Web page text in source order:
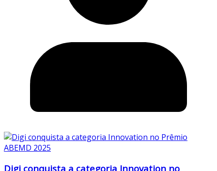
Digi conquista a categoria Innovation no